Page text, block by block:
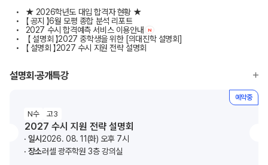
★ 2026학년도 대입 합격자 현황 ★
【 공지 】6월 모평 종합 분석 리포트
2027 수시 합격예측 서비스 이용안내
N
【 설명회 】2027 중학생을 위한 [의대진학 설명회]
【 설명회 】2027 수시 지원 전략 설명회
설명회·공개특강
N수 고3
2027 수시 지원 전략 설명회
일시 2026. 08. 11(화) 오후 7시
장소러셀 광주학원 3층 강의실
예약중